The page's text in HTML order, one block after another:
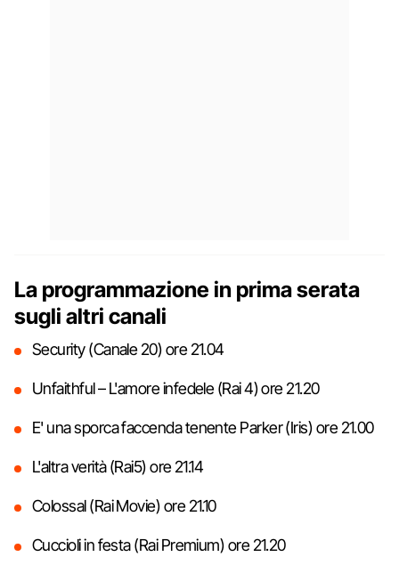
La programmazione in prima serata
sugli altri canali
Security (Canale 20) ore 21.04
Unfaithful – L'amore infedele (Rai 4) ore 21.20
E' una sporca faccenda tenente Parker (Iris) ore 21.00
L'altra verità (Rai5) ore 21.14
Colossal (Rai Movie) ore 21.10
Cuccioli in festa (Rai Premium) ore 21.20